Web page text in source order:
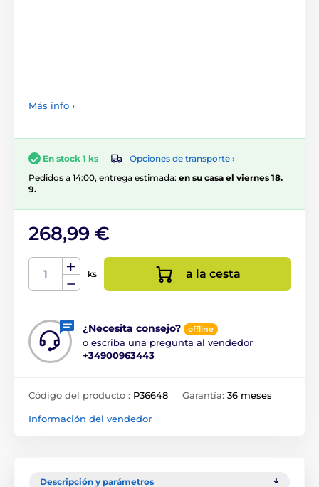
Más info ›
En stock 1 ks
Opciones de transporte ›
Pedidos a 14:00, entrega estimada: en su casa el viernes 18.
9.
268,99 €
ks a la cesta
¿Necesita consejo? offline
o escriba una pregunta al vendedor
+34900963443
Código del producto : P36648 Garantía: 36 meses
Información del vendedor
Descripción y parámetros